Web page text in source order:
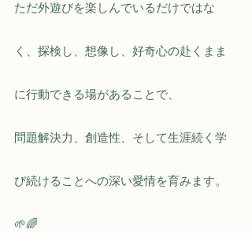
ただ外遊びを楽しんでいるだけではな
く、探検し、想像し、好奇心の赴くまま
に行動できる場があることで、
問題解決力、創造性、そして生涯続く学
び続けることへの深い愛情を育みます。
🌱🌈